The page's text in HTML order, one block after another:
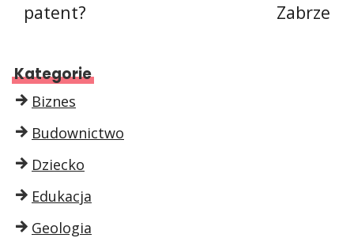
patent?
Zabrze
Kategorie
Biznes
Budownictwo
Dziecko
Edukacja
Geologia